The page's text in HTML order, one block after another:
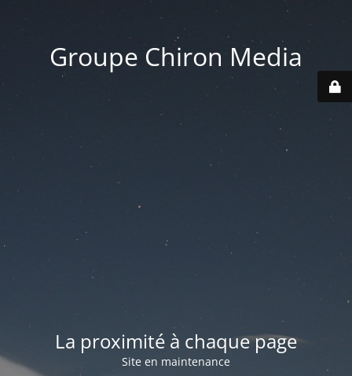
Groupe Chiron Media
La proximité à chaque page
Site en maintenance